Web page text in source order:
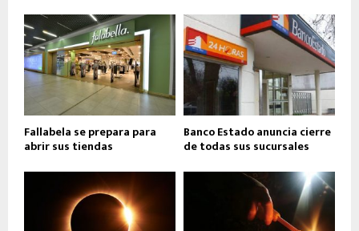
Fallabela se prepara para
abrir sus tiendas
Banco Estado anuncia cierre
de todas sus sucursales